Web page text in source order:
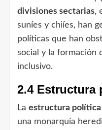
divisiones sectarias,
suníes y chiíes, han
políticas que han
social y la formación
inclusivo.
2.4 Estructura
La estructura
una monarquía